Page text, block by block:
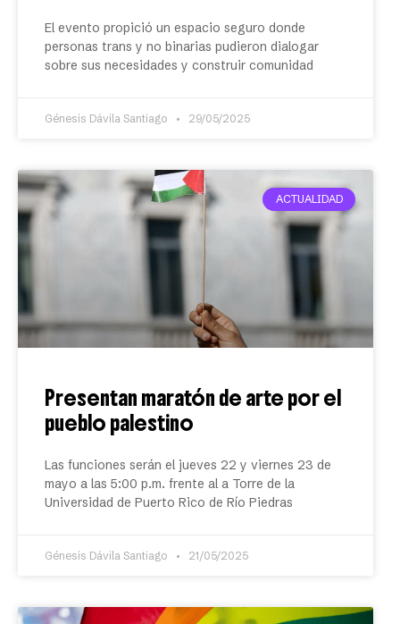
El evento propició un espacio seguro donde
personas trans y no binarias pudieron dialogar
sobre sus necesidades y construir comunidad
Génesis Dávila Santiago 29/05/2025
ACTUALIDAD
Presentan maratón de arte por el
pueblo palestino
Las funciones serán el jueves 22 y viernes 23 de
mayo a las 5:00 p.m. frente al a Torre de la
Universidad de Puerto Rico de Río Piedras
Génesis Dávila Santiago 21/05/2025